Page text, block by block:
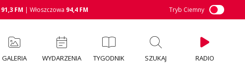
91,3 FM | Włoszczowa 94,4 FM Tryb Ciemny
GALERIA WYDARZENIA TYGODNIK SZUKAJ RADIO